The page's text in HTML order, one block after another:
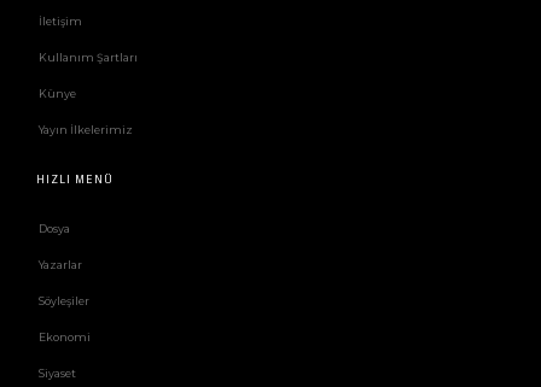
İletişim
Kullanım Şartları
Künye
Yayın İlkelerimiz
HIZLI MENÜ
Dosya
Yazarlar
Söyleşiler
Ekonomi
Siyaset